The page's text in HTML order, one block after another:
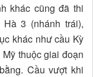
khác cũng đã thi
3 (nhánh trái),
khác như cầu Kỳ
thuộc giai đoạn
Cầu vượt khi